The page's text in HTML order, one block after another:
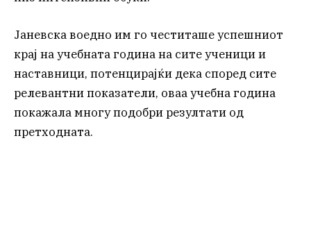
Јаневска воедно им го честиташе успешниот
крај на учебната година на сите ученици и
наставници, потенцирајќи дека според сите
релевантни показатели, оваа учебна година
покажала многу подобри резултати од
претходната.